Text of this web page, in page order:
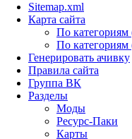
Sitemap.xml
Карта сайта
По категориям
По категориям
Генерировать ачивку
Правила сайта
Группа ВК
Разделы
Моды
Ресурс-Паки
Карты